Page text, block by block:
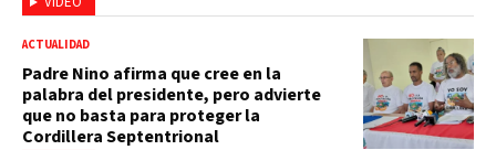
ACTUALIDAD
Padre Nino afirma que cree en la
palabra del presidente, pero advierte
que no basta para proteger la
Cordillera Septentrional